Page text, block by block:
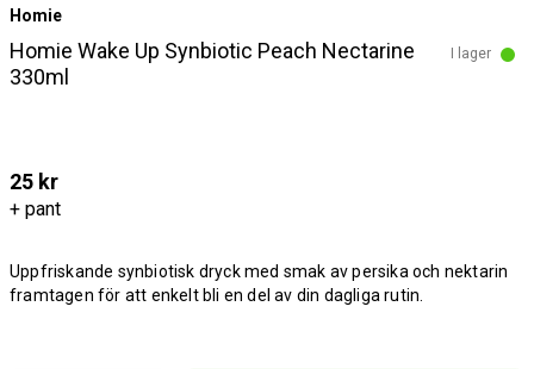
Homie
Homie Wake Up Synbiotic Peach Nectarine
330ml
I lager
25 kr
+ pant
Uppfriskande synbiotisk dryck med smak av persika och nektarin
framtagen för att enkelt bli en del av din dagliga rutin.